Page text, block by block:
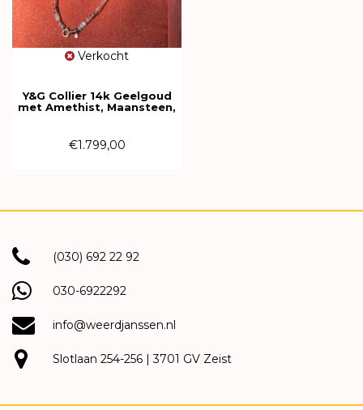
Verkocht
Y&G Collier 14k Geelgoud
met Amethist, Maansteen,
€1.799,00
(030) 692 22 92
030-6922292
info@weerdjanssen.nl
Slotlaan 254-256 | 3701 GV Zeist